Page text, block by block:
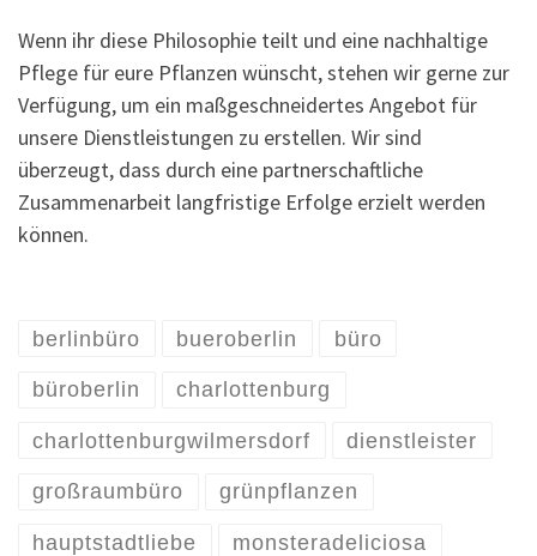
Wenn ihr diese Philosophie teilt und eine nachhaltige
Pflege für eure Pflanzen wünscht, stehen wir gerne zur
Verfügung, um ein maßgeschneidertes Angebot für
unsere Dienstleistungen zu erstellen. Wir sind
überzeugt, dass durch eine partnerschaftliche
Zusammenarbeit langfristige Erfolge erzielt werden
können.
berlinbüro bueroberlin büro
büroberlin charlottenburg
charlottenburgwilmersdorf dienstleister
großraumbüro grünpflanzen
hauptstadtliebe monsteradeliciosa